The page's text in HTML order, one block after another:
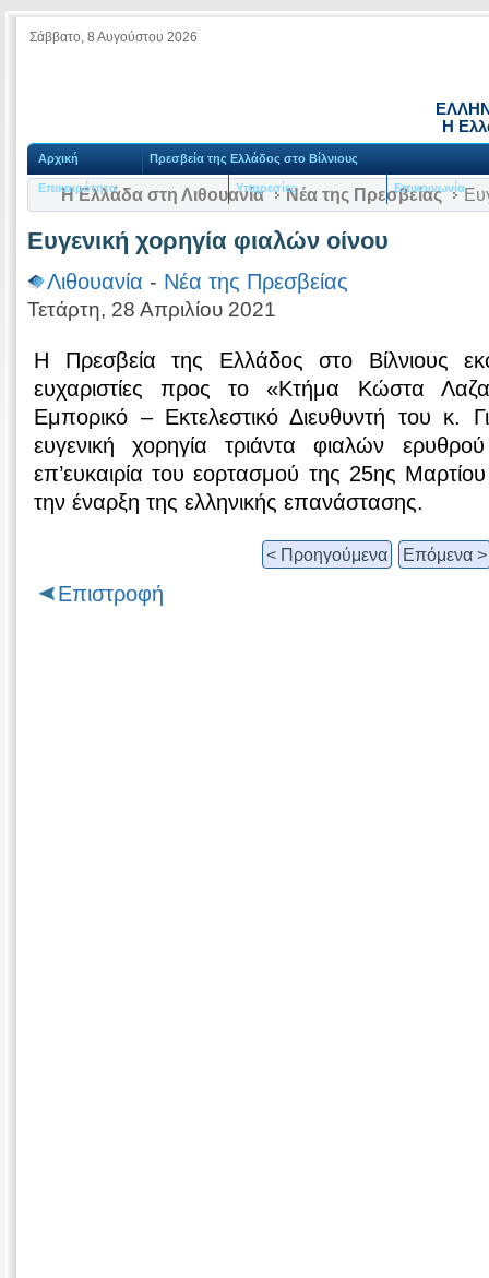
Σάββατο, 8 Αυγούστου 2026
Η
Αρχική Πρεσβεία της Ελλάδος στο Βίλνιους
Επικαιρότητα Υπηρεσίες Επικοινωνία
Η Ελλάδα στη Λιθουανία Νέα της Πρεσβείας
Ευγενική χορηγία φιαλών οίνου
Λιθουανία - Νέα της Πρεσβείας
Τετάρτη, 28 Απριλίου 2021
Η Πρεσβεία της Ελλάδος στο Βίλνιους
ευχαριστίες προς το «Κτήμα Κώστα
Εμπορικό – Εκτελεστικό Διευθυντή του κ.
ευγενική χορηγία τριάντα φιαλών
επ’ευκαιρία του εορτασμού της 25ης
την έναρξη της ελληνικής επανάστασης.
< Προηγούμενα Επόμενα >
Επιστροφή